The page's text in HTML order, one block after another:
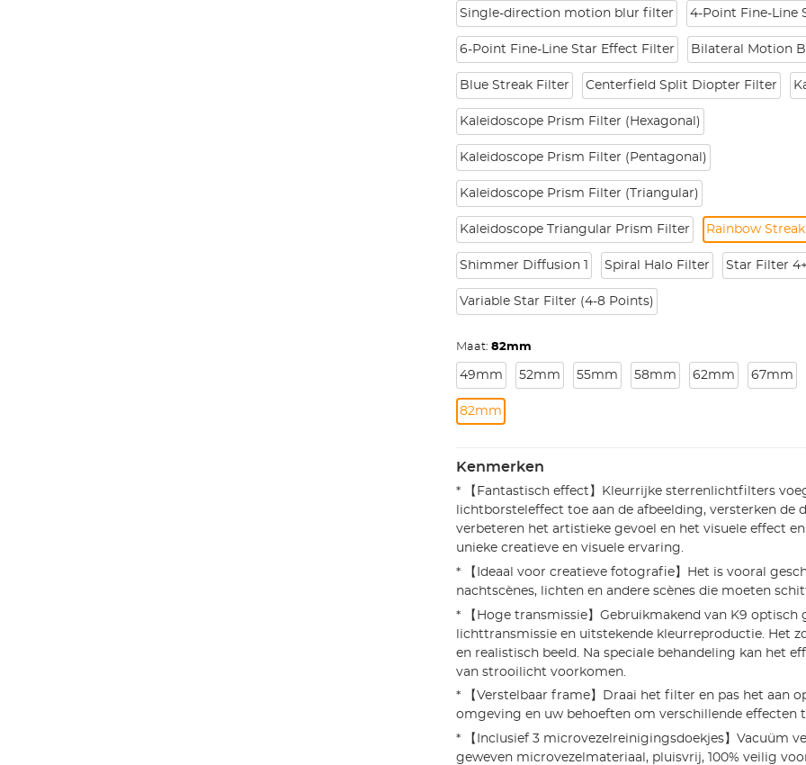
Single-direction motion blur filter 4-Point Fine-Line
6-Point Fine-Line Star Effect Filter Bilateral Motion
Blue Streak Filter Centerfield Split Diopter Filter
Kaleidoscope Prism Filter (Hexagonal)
Kaleidoscope Prism Filter (Pentagonal)
Kaleidoscope Prism Filter (Triangular)
Kaleidoscope Triangular Prism Filter Rainbow
Shimmer Diffusion 1 Spiral Halo Filter Star Filter
Variable Star Filter (4-8 Points)
Maat: 82mm
49mm 52mm 55mm 58mm 62mm 67mm
82mm
Kenmerken
* 【Fantastisch effect】Kleurrijke sterrenlichtfilters
lichtborsteleffect toe aan de afbeelding, versterken de
verbeteren het artistieke gevoel en het visuele effect
unieke creatieve en visuele ervaring.
* 【Ideaal voor creatieve fotografie】Het is vooral
nachtscènes, lichten en andere scènes die moeten
* 【Hoge transmissie】Gebruikmakend van K9 optisch
lichttransmissie en uitstekende kleurreproductie. Het
en realistisch beeld. Na speciale behandeling kan het
van strooilicht voorkomen.
* 【Verstelbaar frame】Draai het filter en pas het aan
omgeving en uw behoeften om verschillende effecten
* 【Inclusief 3 microvezelreinigingsdoekjes】Vacuüm
geweven microvezelmateriaal, pluisvrij, 100% veilig